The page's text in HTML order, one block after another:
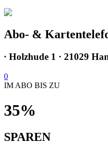
Abo- &
∙ Holzhude 1 · 21029
0
IM ABO BIS ZU
35%
SPAREN